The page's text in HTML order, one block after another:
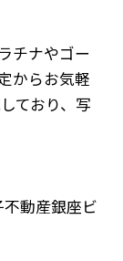
チナやゴー
からお気軽
ており、写
動産銀座ビ